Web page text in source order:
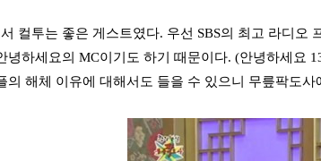
컬투는 좋은 게스트였다. 우선 SBS의 최고 라디
녕하세요의 MC이기도 하기 때문이다. (안녕하세요
의 해체 이유에 대해서도 들을 수 있으니 무릎팍도